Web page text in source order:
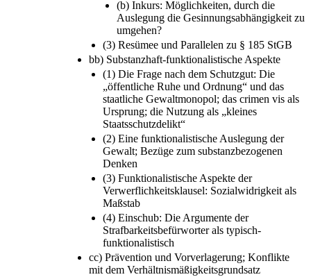
(b) Inkurs: Möglichkeiten, durch die
Auslegung die Gesinnungsabhängigkeit zu
umgehen?
(3) Resümee und Parallelen zu § 185 StGB
bb) Substanzhaft-funktionalistische Aspekte
(1) Die Frage nach dem Schutzgut: Die
„öffentliche Ruhe und Ordnung“ und das
staatliche Gewaltmonopol; das crimen vis als
Ursprung; die Nutzung als „kleines
Staatsschutzdelikt“
(2) Eine funktionalistische Auslegung der
Gewalt; Bezüge zum substanzbezogenen
Denken
(3) Funktionalistische Aspekte der
Verwerflichkeitsklausel: Sozialwidrigkeit als
Maßstab
(4) Einschub: Die Argumente der
Strafbarkeitsbefürworter als typisch-
funktionalistisch
cc) Prävention und Vorverlagerung; Konflikte
mit dem Verhältnismäßigkeitsgrundsatz